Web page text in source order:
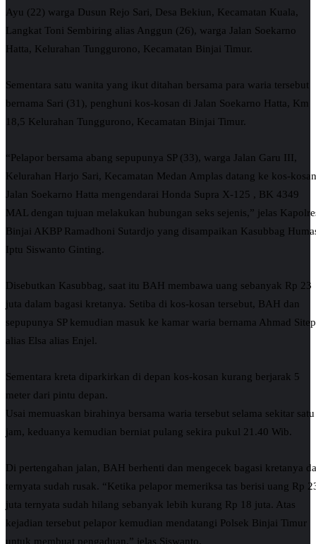
Ayu (22) warga Dusun Rejo Sari, Desa Bekiun, Kecamatan Kuala,
Langkat Toni Sembiring alias Anggun (26), warga Jalan Soekarno
Hatta, Kelurahan Tunggurono, Kecamatan Binjai Timur.
Sementara satu wanita yang ikut ditahan bersama para waria tersebut
bernama Sari (31), penghuni kos-kosan di Jalan Soekarno Hatta, Km
18,5 Kelurahan Tunggurono, Kecamatan Binjai Timur.
“Pelapor bersama abang sepupunya SP (33), warga Jalan Garu III,
Kelurahan Harjo Sari, Kecamatan Medan Amplas datang ke kos-kosan
Jalan Soekarno Hatta mengendarai Honda Supra X-125 , BK 4349
MAL dengan tujuan melakukan hubungan seks sejenis,” jelas
Binjai AKBP Ramadhoni Sutardjo yang disampaikan Kasubbag
Iptu Siswanto Ginting.
Disebutkan Kasubbag, saat itu BAH membawa uang sebanyak Rp 23
juta dalam bagasi kretanya. Setiba di kos-kosan tersebut, BAH dan
sepupunya SP kemudian masuk ke kamar waria bernama Ahmad
alias Elsa alias Enjel.
Sementara kreta diparkirkan di depan kos-kosan kurang berjarak 5
meter dari pintu depan.
Usai memuaskan birahinya bersama waria tersebut selama sekitar satu
jam, keduanya kemudian berniat pulang sekira pukul 21.40 Wib.
Di pertengahan jalan, BAH berhenti dan mengecek bagasi kretanya
ternyata sudah rusak. “Ketika pelapor memeriksa tas berisi uang Rp
juta ternyata sudah hilang sebanyak lebih kurang Rp 18 juta. Atas
kejadian tersebut pelapor kemudian mendatangi Polsek Binjai Timur
untuk membuat pengaduan,” jelas Siswanto.